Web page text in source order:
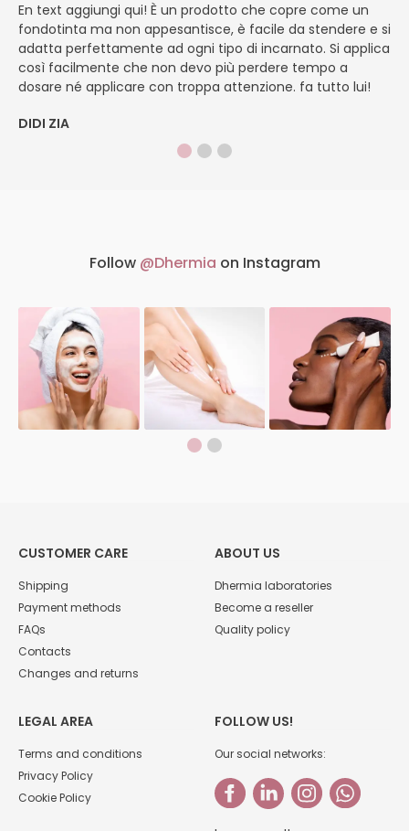
En text aggiungi qui! È un prodotto che copre come un
fondotinta ma non appesantisce, è facile da stendere e si
adatta perfettamente ad ogni tipo di incarnato. Si applica
così facilmente che non devo più perdere tempo a
dosare né applicare con troppa attenzione. fa tutto lui!
DIDI ZIA
Follow @Dhermia on Instagram
CUSTOMER CARE
Shipping
Payment methods
FAQs
Contacts
Changes and returns
ABOUT US
Dhermia laboratories
Become a reseller
Quality policy
LEGAL AREA
Terms and conditions
Privacy Policy
Cookie Policy
FOLLOW US!
Our social networks: